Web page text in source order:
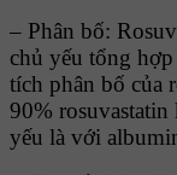
– Phân bố:
chủ yếu tổng
tích phân bố của
90%
yếu là với